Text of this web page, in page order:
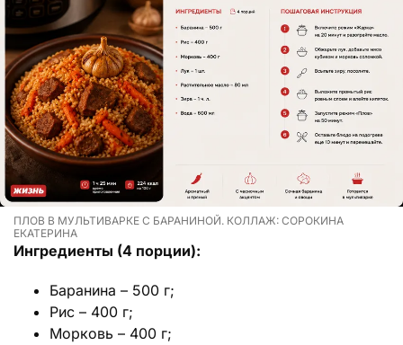
ПЛОВ В МУЛЬТИВАРКЕ С БАРАНИНОЙ. КОЛЛАЖ: СОРОКИНА
ЕКАТЕРИНА
Ингредиенты (4 порции):
Баранина – 500 г;
Рис – 400 г;
Морковь – 400 г;